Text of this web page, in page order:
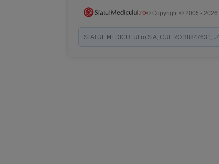
© Copyright © 2005 - 2026
SFATUL MEDICULUI.ro S.A, CUI: RO 38847631,